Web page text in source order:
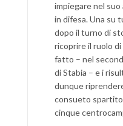
impiegare nel
in difesa. Una su
dopo il turno di
ricoprire il ruolo
fatto – nel
di Stabia – e i
dunque
consueto
cinque